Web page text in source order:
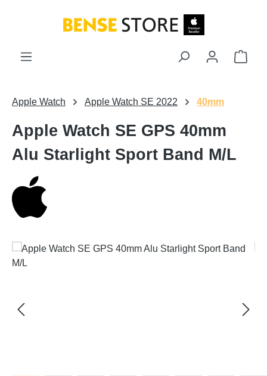
Apple Watch Apple Watch SE 2022 40mm
Apple Watch SE GPS 40mm
Alu Starlight Sport Band M/L
Bildergalerie überspringen